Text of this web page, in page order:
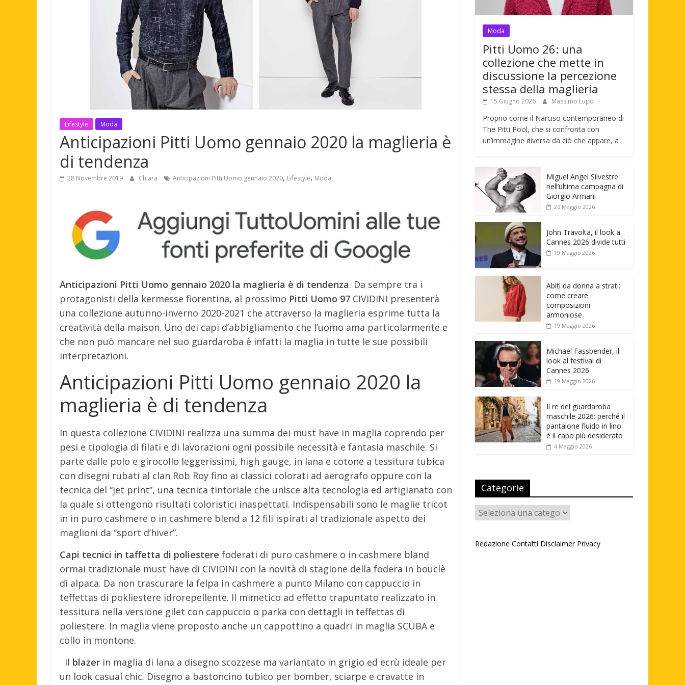
Lifestyle Moda
Anticipazioni Pitti Uomo gennaio 2020 la maglieria è
di tendenza
28 Novembre 2019 Chiara Anticipazioni Pitti Uomo gennaio 2020, Lifestyle, Moda
Anticipazioni Pitti Uomo gennaio 2020 la maglieria è di tendenza. Da sempre tra i
protagonisti della kermesse fiorentina, al prossimo Pitti Uomo 97 CIVIDINI presenterà
una collezione autunno-inverno 2020-2021 che attraverso la maglieria esprime tutta la
creatività della maison. Uno dei capi d’abbigliamento che l’uomo ama particolarmente e
che non può mancare nel suo guardaroba è infatti la maglia in tutte le sue possibili
interpretazioni.
Anticipazioni Pitti Uomo gennaio 2020 la
maglieria è di tendenza
In questa collezione CIVIDINI realizza una summa dei must have in maglia coprendo per
pesi e tipologia di filati e di lavorazioni ogni possibile necessità e fantasia maschile. Si
parte dalle polo e girocollo leggerissimi, high gauge, in lana e cotone a tessitura tubica
con disegni rubati al clan Rob Roy fino ai classici colorati ad aerografo oppure con la
tecnica del “jet print”, una tecnica tintoriale che unisce alta tecnologia ed artigianato con
la quale si ottengono risultati coloristici inaspettati. Indispensabili sono le maglie tricot
in in puro cashmere o in cashmere blend a 12 fili ispirati al tradizionale aspetto dei
maglioni da “sport d’hiver”.
Capi tecnici in taffetta di poliestere foderati di puro cashmere o in cashmere bland
ormai tradizionale must have di CIVIDINI con la novità di stagione della fodera in bouclè
di alpaca. Da non trascurare la felpa in cashmere a punto Milano con cappuccio in
teffettas di pokliestere idrorepellente. Il mimetico ad effetto trapuntato realizzato in
tessitura nella versione gilet con cappuccio o parka con dettagli in teffettas di
poliestere. In maglia viene proposto anche un cappottino a quadri in maglia SCUBA e
collo in montone.
Il blazer in maglia di lana a disegno scozzese ma variantato in grigio ed ecrù ideale per
un look casual chic. Disegno a bastoncino tubico per bomber, sciarpe e cravatte in
Moda
Pitti Uomo 26: una
collezione che mette in
discussione la percezione
stessa della maglieria
15 Giugno 2026 Massimo Lupo
Proprio come il Narciso contemporaneo di
The Pitti Pool, che si confronta con
un’immagine diversa da ciò che appare, a
Miguel Angel Silvestre
nell’ultima campagna di
Giorgio Armani
26 Maggio 2026
John Travolta, il look a
Cannes 2026 divide tutti
19 Maggio 2026
Abiti da donna a strati:
come creare
composizioni
armoniose
19 Maggio 2026
Michael Fassbender, il
look al festival di
Cannes 2026
19 Maggio 2026
Il re del guardaroba
maschile 2026: perché il
pantalone fluido in lino
è il capo più desiderato
4 Maggio 2026
Categorie
Categorie
Redazione Contatti Disclaimer Privacy